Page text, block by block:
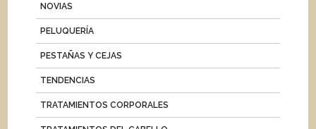
NOVIAS
PELUQUERÍA
PESTAÑAS Y CEJAS
TENDENCIAS
TRATAMIENTOS CORPORALES